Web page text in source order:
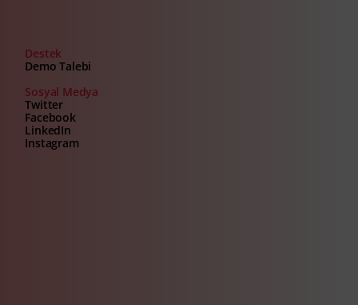
Destek
Demo Talebi
Sosyal Medya
Twitter
Facebook
LinkedIn
Instagram